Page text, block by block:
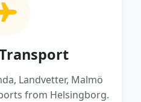
Landvetter, Malmö
from Helsingborg.